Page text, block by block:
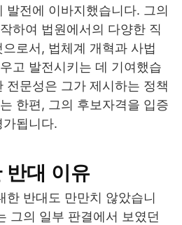
발전에 이바지했습니다. 그의
하여 법원에서의 다양한 직
로서, 법체계 개혁과 사법
고 발전시키는 데 기여했습
전문성은 그가 제시하는 정책
한편, 그의 후보자격을 입증
됩니다.
반대 이유
한 반대도 만만치 않았습니
그의 일부 판결에서 보였던